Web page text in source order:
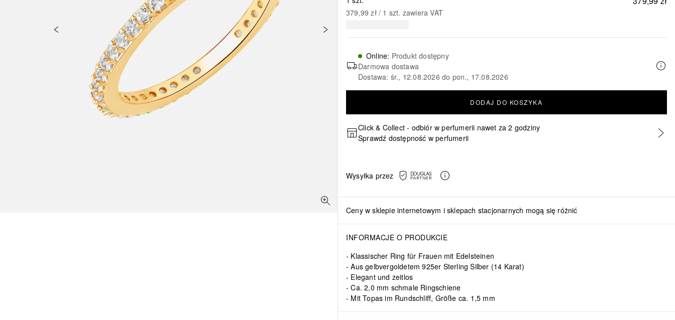
379,99 zł / 1 szt. zawiera VAT
Online: Produkt dostępny
Darmowa dostawa
Dostawa: śr., 12.08.2026 do pon., 17.08.2026
DODAJ DO KOSZYKA
Click & Collect - odbiór w perfumerii nawet za 2 godziny
Sprawdź dostępność w perfumerii
Wysyłka przez
Ceny w sklepie internetowym i sklepach stacjonarnych mogą się różnić
INFORMACJE O PRODUKCIE
Klassischer Ring für Frauen mit Edelsteinen
Aus gelbvergoldetem 925er Sterling Silber (14 Karat)
Elegant und zeitlos
Ca. 2,0 mm schmale Ringschiene
Mit Topas im Rundschliff, Größe ca. 1,5 mm